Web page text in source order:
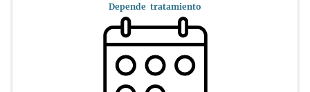
Depende tratamiento